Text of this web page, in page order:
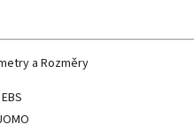
a Rozměry
EBS